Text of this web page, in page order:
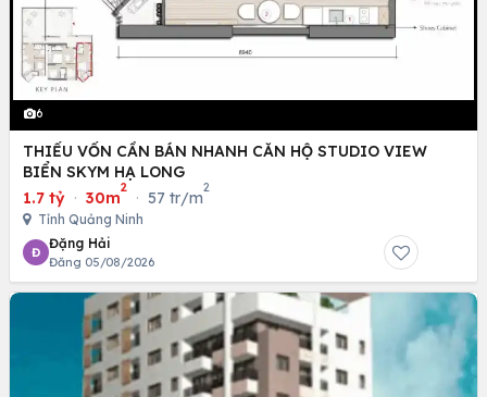
6
THIẾU VỐN CẦN BÁN NHANH CĂN HỘ STUDIO VIEW
BIỂN SKYM HẠ LONG
1.7 tỷ · 30m
2
· 57 tr/m
2
Tỉnh Quảng Ninh
Đ
Đặng Hải
Đăng 05/08/2026